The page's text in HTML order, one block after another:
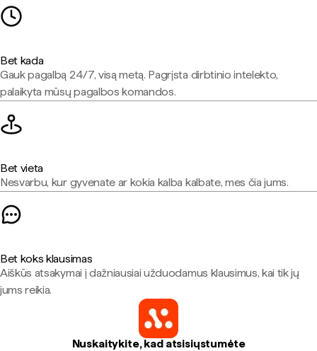
Bet kada
Gauk pagalbą 24/7, visą metą. Pagrįsta dirbtinio intelekto,
palaikyta mūsų pagalbos komandos.
Bet vieta
Nesvarbu, kur gyvenate ar kokia kalba kalbate, mes čia jums.
Bet koks klausimas
Aiškūs atsakymai į dažniausiai užduodamus klausimus, kai tik jų
jums reikia.
Nuskaitykite, kad atsisiųstumėte